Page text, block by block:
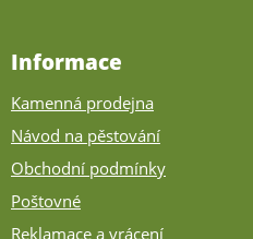
Informace
Kamenná prodejna
Návod na pěstování
Obchodní podmínky
Poštovné
Reklamace a vrácení